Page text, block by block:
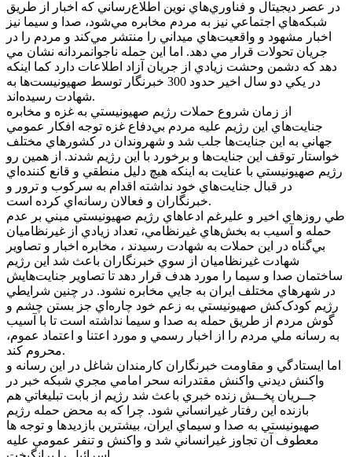
در عصر ديجيتال و فناوري‌هاي نوين اطلاع‌رساني که اخبار از طريق
شبکه‌هاي اجتماعي نيز به مردم مخابره مي‌شود، صدا و سيما نيز
اخبار مشهود و واقعيت‌هاي ميداني را منتشر مي‌کند و مردم را در
جريان تحولات قرار مي دهد. اما اين حمله ناجوانمردانه نشان مي
دهد که دشمن وحشت زيادي از جريان آزاد اطلاعات دارد کما اينکه
در يکي دو سال اخير حدود 300 خبرنگار توسط صهيونيست‌ها به
شهادت رسيده‌اند.
از زمان شروع حملات رژيم صهيونيستي به غزه و مخابره
جنايت‌هاي اين رژيم عليه مردم بي‌دفاع غزه توجه افکار عمومي
جهاني به اين جنايت‌ها جلب شد و شهروندان در کشورهاي مختلف
خواستار توقف اين جنايت‌ها و برخورد با اين رژيم شدند. از همين رو
رژيم صهيونيستي با عنايت به اينکه هيچ دليل منطقي و قانع کننده‌اي
در قبال جنايت‌هاي خود نداشته اقدام به سرکوب و ترور و
خبرنگاران و فعالان رسانه‌اي کرده است.
طي روزهاي اخير و عليرغم ادعاهاي رژيم صهيونيستي مبني بر عدم
حمله و آسيب به بخش‌هاي غيرنظامي، تعداد زيادي از غيرنظاميان
بي‌گناه در اين حملات به شهادت رسيدند ، مخابره اخبار و تصاوير
شهادت غيرنظاميان از سوي خبرنگاران باعث شد اين رژيم
ساختمان صدا و سيما را مورد هدف قرار دهد تا تصاوير جنايت‌هايش
در شهرهاي مختلف ايران به جايي مخابره نشود. در چنين شرايطي
رژيم کودک‌کش صهيونيستي به زعم خود چاره‌اي جز بستن چشم و
گوش مردم از طريق حمله به صدا و سيما نداشته است تا با آسيب
به رسانه ملي مردم را از اخبار رسمي و مورد اعتنا و اعتماد عموم،
محروم کند.
اما ايستادگي و مقاومت خبرنگاران کارمندان شاغل در اين رسانه و
واکنش ديدني واکنش مقتدرانه سحر امامي مجري شبکه خبر در
جــريان پخــش زنده خبري باعث شد رژيم از بابت تبليغاتي هم
بازنده اين رفتار غيرانساني شود. چرا که به محض حمله رژيم
صهيونيستي به صدا و سيماي ايران، بيشترين بازديدها و توجه ها
معطوف آن تجاوز غيرانساني شد و واکنش و تنفر عمومي عليه